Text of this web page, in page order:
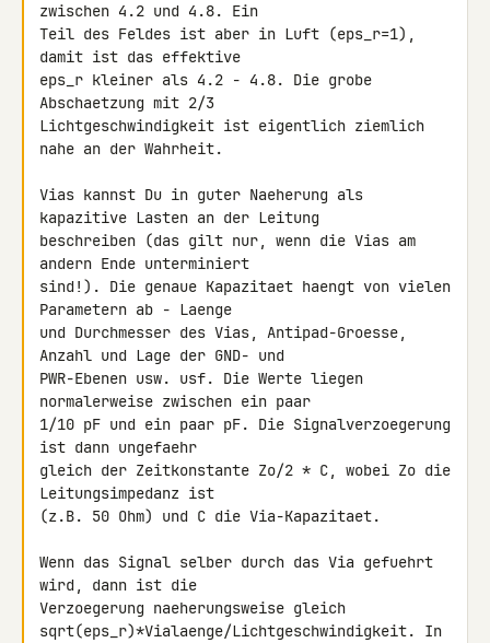
zwischen 4.2 und 4.8. Ein
Teil des Feldes ist aber in Luft (eps_r=1),
damit ist das effektive
eps_r kleiner als 4.2 - 4.8. Die grobe
Abschaetzung mit 2/3
Lichtgeschwindigkeit ist eigentlich ziemlich
nahe an der Wahrheit.
Vias kannst Du in guter Naeherung als
kapazitive Lasten an der Leitung
beschreiben (das gilt nur, wenn die Vias am
andern Ende unterminiert
sind!). Die genaue Kapazitaet haengt von vielen
Parametern ab - Laenge
und Durchmesser des Vias, Antipad-Groesse,
Anzahl und Lage der GND- und
PWR-Ebenen usw. usf. Die Werte liegen
normalerweise zwischen ein paar
1/10 pF und ein paar pF. Die Signalverzoegerung
ist dann ungefaehr
gleich der Zeitkonstante Zo/2 * C, wobei Zo die
Leitungsimpedanz ist
(z.B. 50 Ohm) und C die Via-Kapazitaet.
Wenn das Signal selber durch das Via gefuehrt
wird, dann ist die
Verzoegerung naeherungsweise gleich
sqrt(eps_r)*Vialaenge/Lichtgeschwindigkeit. In